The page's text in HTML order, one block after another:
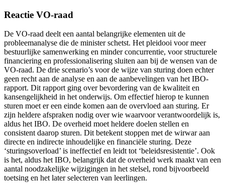
Reactie VO-raad
De VO-raad deelt een aantal belangrijke elementen uit de
probleemanalyse die de minister schetst. Het pleidooi voor meer
bestuurlijke samenwerking en minder concurrentie, voor structurele
financiering en professionalisering sluiten aan bij de wensen van de
VO-raad. De drie scenario’s voor de wijze van sturing doen echter
geen recht aan de analyse en aan de aanbevelingen van het IBO-
rapport. Dit rapport ging over bevordering van de kwaliteit en
kansengelijkheid in het onderwijs. Om effectief hierop te kunnen
sturen moet er een einde komen aan de overvloed aan sturing. Er
zijn heldere afspraken nodig over wie waarvoor verantwoordelijk is,
aldus het IBO. De overheid moet heldere doelen stellen en
consistent daarop sturen. Dit betekent stoppen met de wirwar aan
directe en indirecte inhoudelijke en financiële sturing. Deze
‘sturingsoverload’ is ineffectief en leidt tot ‘beleidsresistentie’. Ook
is het, aldus het IBO, belangrijk dat de overheid werk maakt van een
aantal noodzakelijke wijzigingen in het stelsel, rond bijvoorbeeld
toetsing en het later selecteren van leerlingen.